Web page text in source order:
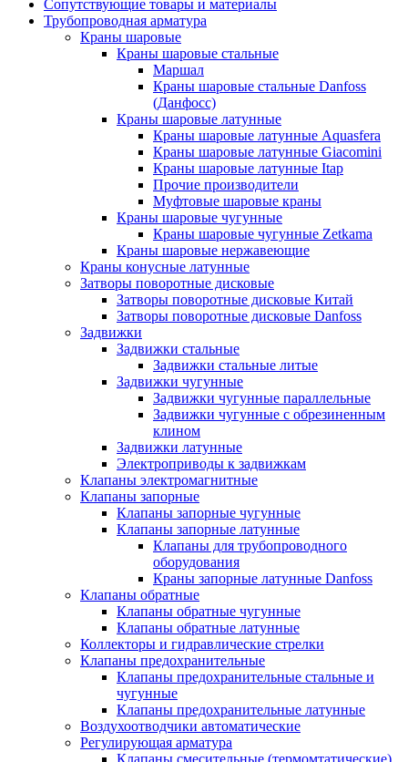
Сопутствующие товары и материалы
Трубопроводная арматура
Краны шаровые
Краны шаровые стальные
Маршал
Краны шаровые стальные Danfoss
(Данфосс)
Краны шаровые латунные
Краны шаровые латунные Aquasfera
Краны шаровые латунные Giacomini
Краны шаровые латунные Itap
Прочие производители
Муфтовые шаровые краны
Краны шаровые чугунные
Краны шаровые чугунные Zetkama
Краны шаровые нержавеющие
Краны конусные латунные
Затворы поворотные дисковые
Затворы поворотные дисковые Китай
Затворы поворотные дисковые Danfoss
Задвижки
Задвижки стальные
Задвижки стальные литые
Задвижки чугунные
Задвижки чугунные параллельные
Задвижки чугунные с обрезиненным
клином
Задвижки латунные
Электроприводы к задвижкам
Клапаны электромагнитные
Клапаны запорные
Клапаны запорные чугунные
Клапаны запорные латунные
Клапаны для трубопроводного
оборудования
Краны запорные латунные Danfoss
Клапаны обратные
Клапаны обратные чугунные
Клапаны обратные латунные
Коллекторы и гидравлические стрелки
Клапаны предохранительные
Клапаны предохранительные стальные и
чугунные
Клапаны предохранительные латунные
Воздухоотводчики автоматические
Регулирующая арматура
Клапаны смесительные (термомтатические)